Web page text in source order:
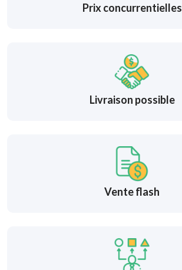
Prix concurrentielles
Livraison possible
Vente flash